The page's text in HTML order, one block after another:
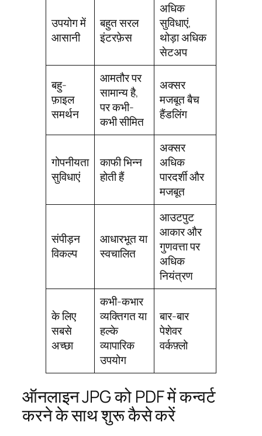
उपयोग में
आसानी
बहुत सरल
इंटरफ़ेस
अधिक
सुविधाएं,
थोड़ा अधिक
सेटअप
बहु-
फ़ाइल
समर्थन
आमतौर पर
सामान्य है,
पर कभी-
कभी सीमित
अक्सर
मजबूत बैच
हैंडलिंग
गोपनीयता
सुविधाएं
काफी भिन्न
होती हैं
अक्सर
अधिक
पारदर्शी और
मजबूत
संपीड़न
विकल्प
आधारभूत या
स्वचालित
आउटपुट
आकार और
गुणवत्ता पर
अधिक
नियंत्रण
के लिए
सबसे
अच्छा
कभी-कभार
व्यक्तिगत या
हल्के
व्यापारिक
उपयोग
बार-बार
पेशेवर
वर्कफ़्लो
ऑनलाइन JPG को PDF में कन्वर्ट
करने के साथ शुरू कैसे करें